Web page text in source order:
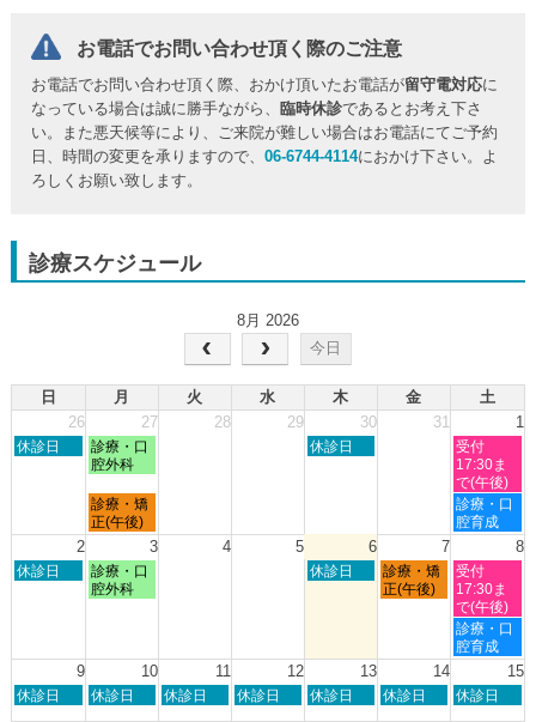
お電話でお問い合わせ頂く際のご注意
お電話でお問い合わせ頂く際、おかけ頂いたお電話が留守電対応に
なっている場合は誠に勝手ながら、
臨時休診であるとお考え下さ
い。また悪天候等により、ご来院が難しい場合はお電話にてご予約
日、時間の変更を承りますので、06-6744-4114におかけ下さい。よ
ろしくお願い致します。
診療スケジュール
8月 2026
今日
日 月 火 水 木 金
土
26
27 28 29 30 31 1
日
26th
休診日
月
曜
7
月
27th
診療・口
腔外科
木
30th
休診日
土
曜
日,
8
月
1st
受付
17:30ま
で(午後)
月
曜
日,
月
27th
診療・矯
正(午後)
土
曜
日,
月
1st
2026
診療・口
腔育成
2 3 4 5 6 7 8
日
2nd
休診日
月
曜
3rd
診療・口
腔外科
木
6th
休診日
金
曜
7th
診療・矯
正(午後)
土
曜
日,
8
月
8th
受付
17:30ま
で(午後)
土
曜
日,
月
診療・口
腔育成
9 10 11 12 13 14 15
日
休診日
月
休診日
火
休診日
水
休診日
木
休診日
金
休診日
土
休診日